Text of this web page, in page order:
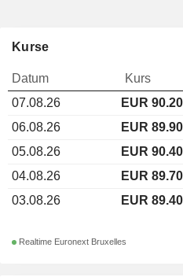
Kurse
Datum Kurs
07.08.26
EUR 90.20
06.08.26
EUR 89.90
05.08.26
EUR 90.40
04.08.26
EUR 89.70
03.08.26
EUR 89.40
Realtime Euronext Bruxelles